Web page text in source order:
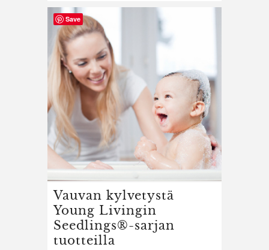
Vauvan kylvetystä
Young Livingin
Seedlings®-sarjan
tuotteilla
Save